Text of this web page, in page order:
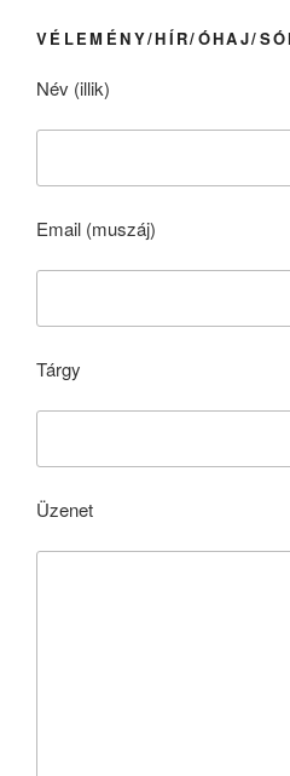
VÉLEMÉNY/HÍR/ÓHAJ/
Név (illik)
Email (muszáj)
Tárgy
Üzenet